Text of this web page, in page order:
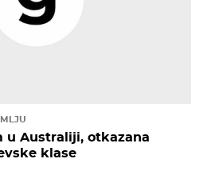
u Australiji, otkazana
klase